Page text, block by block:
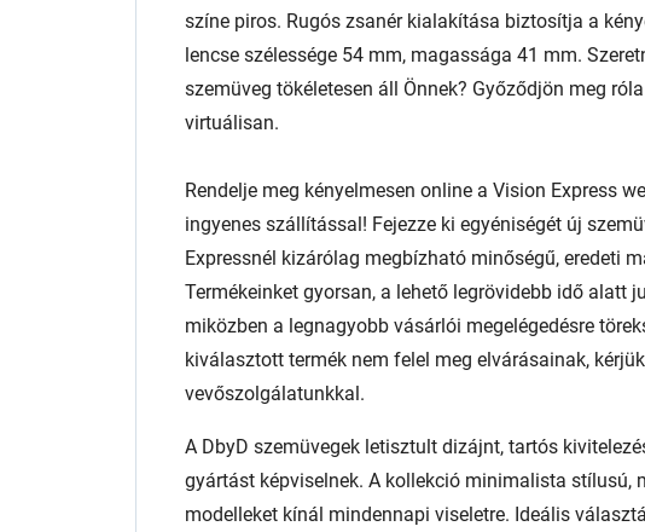
színe piros. Rugós zsanér kialakítása biztosítja a
lencse szélessége 54 mm, magassága 41 mm.
szemüveg tökéletesen áll Önnek? Győződjön meg
virtuálisan.
Rendelje meg kényelmesen online a Vision Express
ingyenes szállítással! Fejezze ki egyéniségét új
Expressnél kizárólag megbízható minőségű, eredeti
Termékeinket gyorsan, a lehető legrövidebb idő alatt
miközben a legnagyobb vásárlói megelégedésre
kiválasztott termék nem felel meg elvárásainak,
vevőszolgálatunkkal.
A DbyD szemüvegek letisztult dizájnt, tartós
gyártást képviselnek. A kollekció minimalista stílusú,
modelleket kínál mindennapi viseletre. Ideális